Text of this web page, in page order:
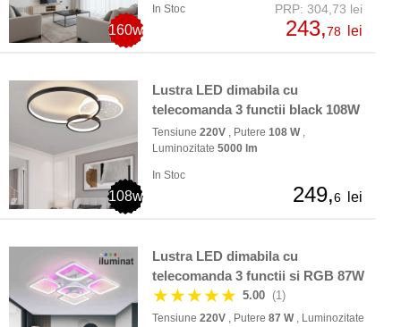
160w
In Stoc PRP: 304,73 lei
243,78 lei
108w
Lustra LED dimabila cu
telecomanda 3 functii black 108W
Tensiune 220V , Putere 108 W,
Luminozitate 5000 lm
In Stoc
249,6 lei
Lustra LED dimabila cu
telecomanda 3 functii si RGB 87W
★★★★★ 5.00 (1)
Tensiune 220V , Putere 87 W, Luminozitate